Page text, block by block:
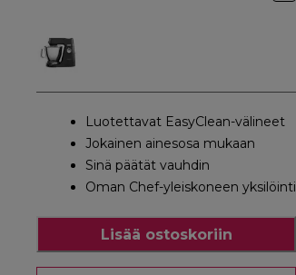
Luotettavat EasyClean-välineet
Jokainen ainesosa mukaan
Sinä päätät vauhdin
Oman Chef-yleiskoneen yksilöinti
Lisää ostoskoriin